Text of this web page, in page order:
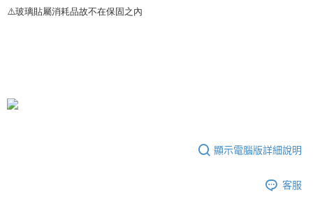
⚠️玻璃貼屬消耗品故不在保固之內
顯示電腦版詳細說明
客服